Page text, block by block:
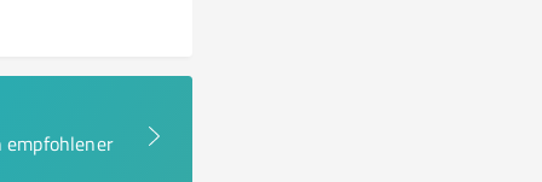
empfohlener